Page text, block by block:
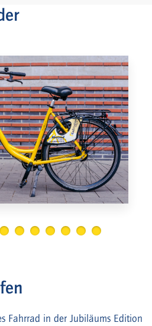
1 2 3 4 5 6 7
Fahrrad in der Jubiläums Edition